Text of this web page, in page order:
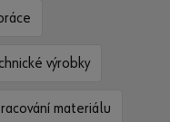
výrobky
materiálu